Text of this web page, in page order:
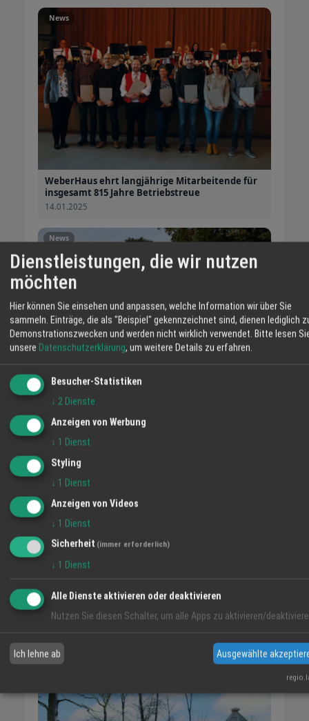
News
WeberHaus ehrt langjährige Mitarbeitende für
insgesamt 815 Jahre Betriebstreue
14.01.2025
News
Sommerfest am 1.September in der World of
07.08.2024
News
WeberHaus lädt ein zum Public Viewing der
05.06.2024
Dienstleistungen, die wir nutzen
möchten
Hier können Sie einsehen und anpassen, welche Information wir über Sie
sammeln. Einträge, die als "Beispiel" gekennzeichnet sind, dienen lediglich
Demonstrationszwecken und werden nicht wirklich verwendet. Bitte lesen
unsere Datenschutzerklärung, um weitere Details zu erfahren.
Besucher-Statistiken
↓ 2 Dienste
Anzeigen von Werbung
↓ 1 Dienst
Styling
↓ 1 Dienst
Anzeigen von Videos
↓ 1 Dienst
Sicherheit (immer erforderlich)
↓ 1 Dienst
Alle Dienste aktivieren oder deaktivieren
Nutzen Sie diesen Schalter, um alle Apps zu aktivieren/
Ich lehne ab Ausgewählte